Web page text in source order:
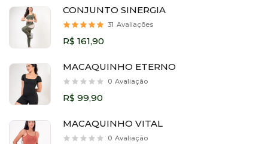
CONJUNTO SINERGIA
31 Avaliações
R$ 161,90
MACAQUINHO ETERNO
0 Avaliação
R$ 99,90
MACAQUINHO VITAL
0 Avaliação